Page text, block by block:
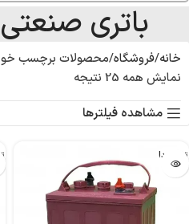
باتری
خانه فروشگاه محصولات برچسب
نمایش همه 25 نتیجه
مشاهده فیلترها
تمام شد!